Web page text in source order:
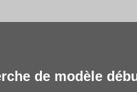
de modèle